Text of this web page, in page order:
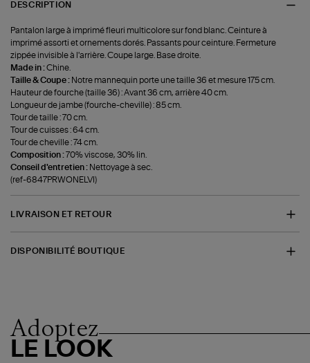
DESCRIPTION
Pantalon large à imprimé fleuri multicolore sur fond blanc. Ceinture à
imprimé assorti et ornements dorés. Passants pour ceinture. Fermeture
zippée invisible à l'arrière. Coupe large. Base droite.
Made in :Chine.
Taille & Coupe : Notre mannequin porte une taille 36 et mesure 175 cm.
Hauteur de fourche (taille 36) : Avant 36 cm, arrière 40 cm.
Longueur de jambe (fourche-cheville) : 85 cm.
Tour de taille : 70 cm.
Tour de cuisses : 64 cm.
Tour de cheville : 74 cm.
Composition :70% viscose, 30% lin.
Conseil d'entretien : Nettoyage à sec.
(ref-6847PRWONELVI)
LIVRAISON ET RETOUR
DISPONIBILITÉ BOUTIQUE
Adoptez
LE LOOK